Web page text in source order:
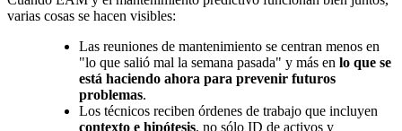
varias cosas se hacen visibles:
Las reuniones de mantenimiento se centran menos en
"lo que salió mal la semana pasada" y más en lo que se
está haciendo ahora para prevenir futuros
problemas.
Los técnicos reciben órdenes de trabajo que incluyen
contexto e hipótesis, no sólo ID de activos y